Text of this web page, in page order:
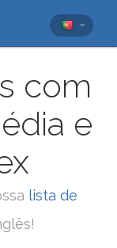
com
e
lista de